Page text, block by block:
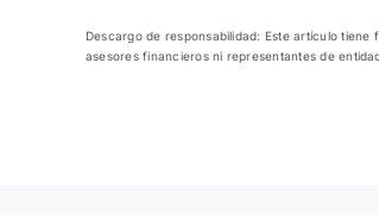
Descargo de responsabilidad: Este artículo
asesores financieros ni representantes de